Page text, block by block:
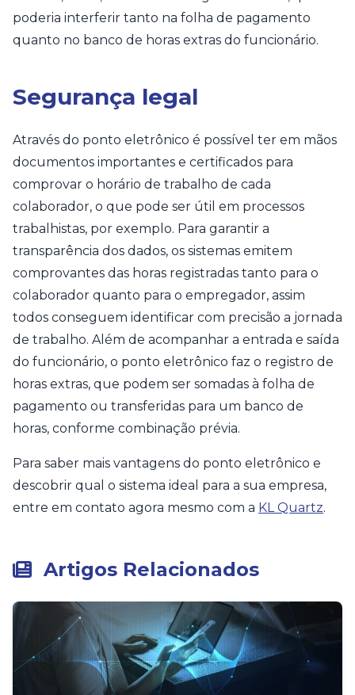
poderia interferir tanto na folha de pagamento
quanto no banco de horas extras do funcionário.
Segurança legal
Através do ponto eletrônico é possível ter em mãos
documentos importantes e certificados para
comprovar o horário de trabalho de cada
colaborador, o que pode ser útil em processos
trabalhistas, por exemplo. Para garantir a
transparência dos dados, os sistemas emitem
comprovantes das horas registradas tanto para o
colaborador quanto para o empregador, assim
todos conseguem identificar com precisão a jornada
de trabalho. Além de acompanhar a entrada e saída
do funcionário, o ponto eletrônico faz o registro de
horas extras, que podem ser somadas à folha de
pagamento ou transferidas para um banco de
horas, conforme combinação prévia.
Para saber mais vantagens do ponto eletrônico e
descobrir qual o sistema ideal para a sua empresa,
entre em contato agora mesmo com a KL Quartz.
Artigos Relacionados